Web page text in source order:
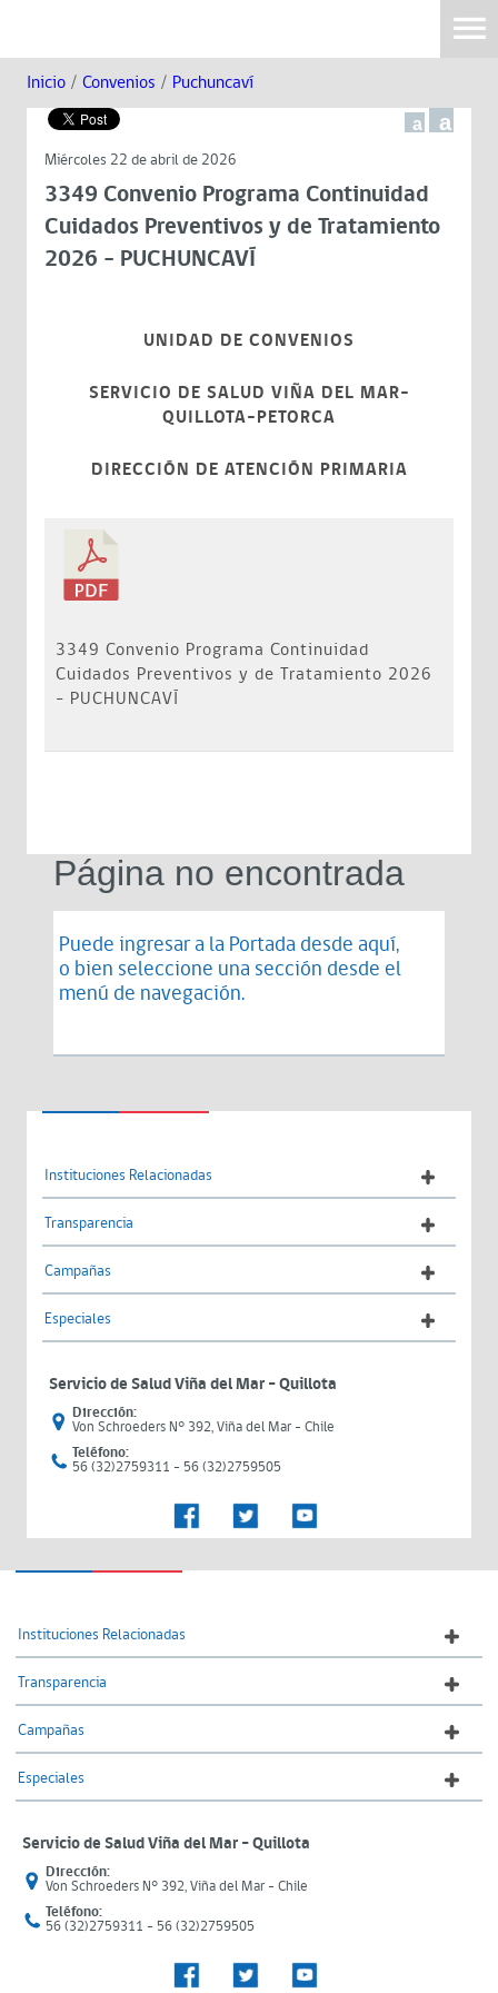
Inicio / Convenios / Puchuncaví
a a
Miércoles 22 de abril de 2026
3349 Convenio Programa Continuidad
Cuidados Preventivos y de Tratamiento
2026 - PUCHUNCAVÍ
UNIDAD DE CONVENIOS
SERVICIO DE SALUD VIÑA DEL MAR-
QUILLOTA-PETORCA
DIRECCIÓN DE ATENCIÓN PRIMARIA
3349 Convenio Programa Continuidad
Cuidados Preventivos y de Tratamiento 2026
- PUCHUNCAVÍ
Página no encontrada
Puede ingresar a la Portada desde aquí,
o bien seleccione una sección desde el
menú de navegación.
Instituciones Relacionadas
Transparencia
Campañas
Especiales
Servicio de Salud Viña del Mar – Quillota
Dirección:
Von Schroeders N° 392, Viña del Mar - Chile
Teléfono:
56 (32)2759311 - 56 (32)2759505
Instituciones Relacionadas
Transparencia
Campañas
Especiales
Servicio de Salud Viña del Mar – Quillota
Dirección:
Von Schroeders N° 392, Viña del Mar - Chile
Teléfono:
56 (32)2759311 - 56 (32)2759505